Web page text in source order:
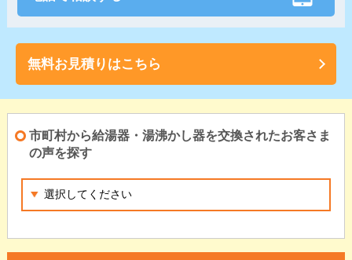
無料お見積りはこちら
市町村から給湯器・湯沸かし器を交換されたお客さま
の声を探す